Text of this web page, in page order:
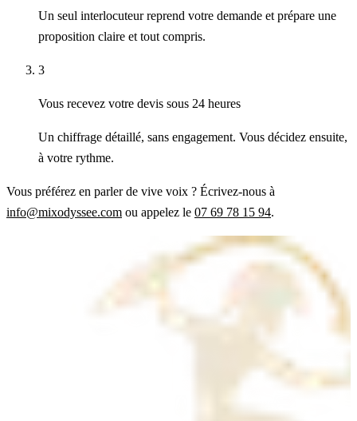
Un seul interlocuteur reprend votre demande et prépare une
proposition claire et tout compris.
3
Vous recevez votre devis sous 24 heures
Un chiffrage détaillé, sans engagement. Vous décidez ensuite,
à votre rythme.
Vous préférez en parler de vive voix ? Écrivez-nous à
info@mixodyssee.com ou appelez le 07 69 78 15 94.